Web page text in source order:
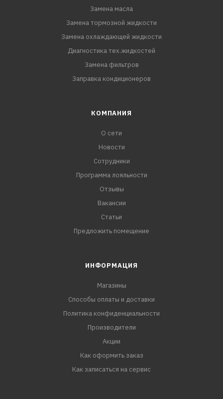
Замена масла
Замена тормозной жидкости
Замена охлаждающей жидкости
Диагностика тех.жидкостей
Замена фильтров
Заправка кондиционеров
КОМПАНИЯ
О сети
Новости
Сотрудники
Программа лояльности
Отзывы
Вакансии
Статьи
Предложить помещение
ИНФОРМАЦИЯ
Магазины
Способы оплаты и доставки
Политика конфиденциальности
Производители
Акции
Как оформить заказ
Как записаться на сервис